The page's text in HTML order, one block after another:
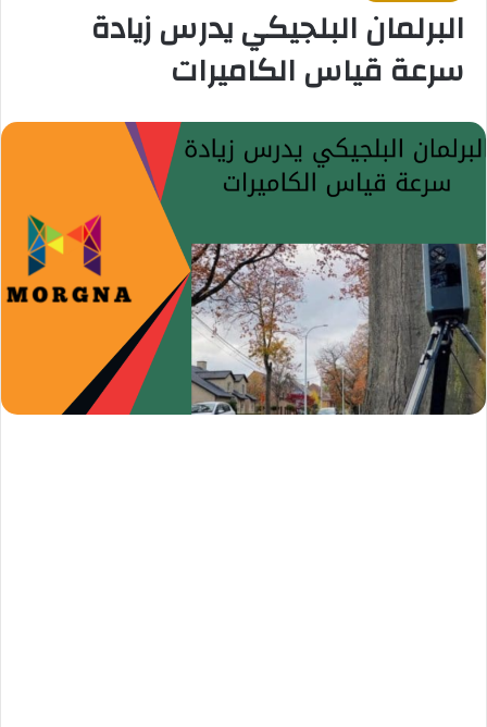
البرلمان البلجيكي يدرس زيادة
سرعة قياس الكاميرات